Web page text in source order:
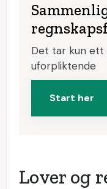
Det tar kun
uforpliktende
Start her
Lover og